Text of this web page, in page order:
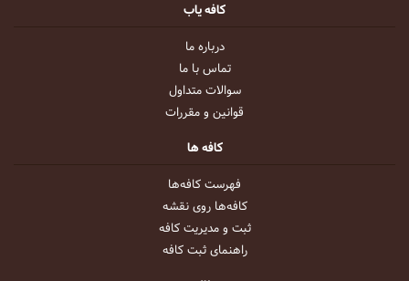
کافه یاب
درباره ما
تماس با ما
سوالات متداول
قوانین و مقررات
کافه ها
فهرست کافه‌ها
کافه‌ها روی نقشه
ثبت و مدیریت کافه
راهنمای ثبت کافه